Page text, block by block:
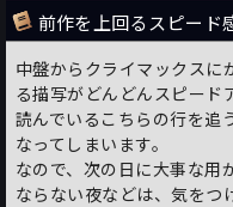
主要たる人物も最終的には
なんとも読んでいて残念な
この辺は大いに好みの問題
で足掻く人物たちが結局死
も途中で白けてしまうのだ
本書でも滝沢の変態性、郭
ビデオのような内容でこれ
前作を上回るスピード
中盤からクライマックスに
る描写がどんどんスピード
読んでいるこちらの行を追
なってしまいます。
なので、次の日に大事な用
ならない夜などは、気をつ